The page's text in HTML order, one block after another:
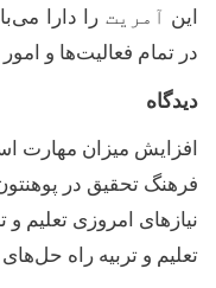
این آمریت را دارا
در تمام فعالیتها و
دیدگاه
افزایش میزان مهارت
فرهنگ تحقیق در
نیازهای امروزی تعلیم
تعلیم و تربیه راه